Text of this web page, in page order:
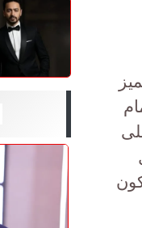
500 متر، ويتميز